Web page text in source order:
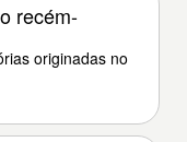
recém-
originadas no